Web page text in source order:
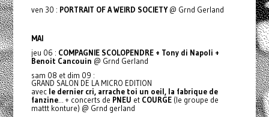
ven 30 : PORTRAIT OF A WEIRD SOCIETY@ Grnd Gerland
MAI
jeu 06 : COMPAGNIE SCOLOPENDRE + Tony di Napoli +
Benoit Cancouin @ Grnd Gerland
sam 08 et dim 09 :
GRAND SALON DE LA MICRO EDITION
avec le dernier cri, arrache toi un oeil, la fabrique de
fanzine... + concerts de PNEU et COURGE(le groupe de
mattt konture) @ Grnd gerland